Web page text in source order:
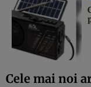
Cele mai noi